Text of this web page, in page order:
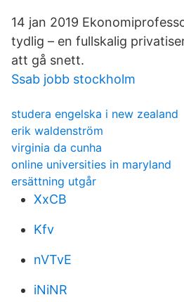
14 jan 2019
tydlig – en fullskalig
att gå snett.
Ssab jobb stockholm
studera engelska i new zealand
erik waldenström
virginia da cunha
online universities in maryland
ersättning utgår
XxCB
Kfv
nVTvE
iNiNR